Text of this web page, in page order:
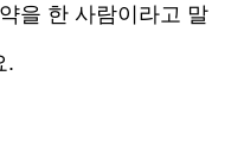
을 한 사람이라고 말
.